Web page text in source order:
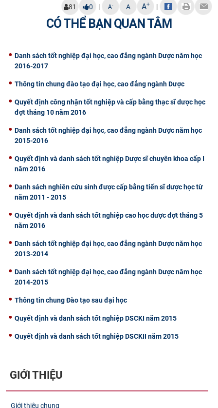
81 0 | A- A A+ |
CÓ THỂ BẠN QUAN TÂM
Danh sách tốt nghiệp đại học, cao đẳng ngành Dược năm học
2016-2017
Thông tin chung đào tạo đại học, cao đẳng ngành Dược
Quyết định công nhận tốt nghiệp và cấp bằng thạc sĩ dược học
đợt tháng 10 năm 2016
Danh sách tốt nghiệp đại học, cao đẳng ngành Dược năm học
2015-2016
Quyết định và danh sách tốt nghiệp Dược sĩ chuyên khoa cấp I
năm 2016
Danh sách nghiên cứu sinh được cấp bằng tiến sĩ dược học từ
năm 2011 - 2015
Quyết định và danh sách tốt nghiệp cao học dược đợt tháng 5
năm 2016
Danh sách tốt nghiệp đại học, cao đẳng ngành Dược năm học
2013-2014
Danh sách tốt nghiệp đại học, cao đẳng ngành Dược năm học
2014-2015
Thông tin chung Đào tạo sau đại học
Quyết định và danh sách tốt nghiệp DSCKI năm 2015
Quyết định và danh sách tốt nghiệp DSCKII năm 2015
GIỚI THIỆU
Giới thiệu chung